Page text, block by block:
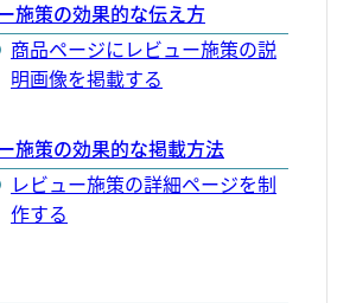
施策の効果的な伝え方
商品ページにレビュー施策の説
明画像を掲載する
施策の効果的な掲載方法
レビュー施策の詳細ページを制
作する